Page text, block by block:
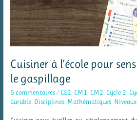
Cuisiner à l’école pour
le gaspillage
6 commentaires/ CE2, CM1, CM2, Cycle 2,
durable, Disciplines, Mathématiques, Niveaux